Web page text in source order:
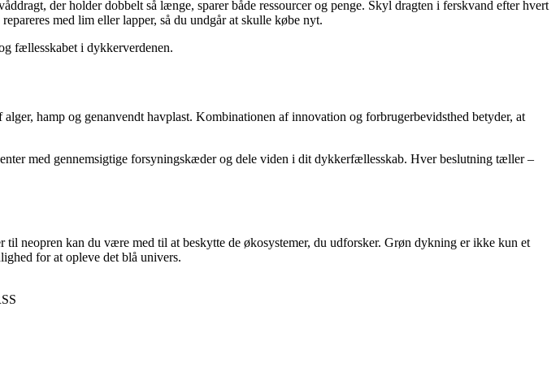
der holder dobbelt så længe, sparer både ressourcer og penge. Skyl dragten i ferskvand efter hvert
med lim eller lapper, så du undgår at skulle købe nyt.
fællesskabet i dykkerverdenen.
hamp og genanvendt havplast. Kombinationen af innovation og forbrugerbevidsthed betyder, at
med gennemsigtige forsyningskæder og dele viden i dit dykkerfællesskab. Hver beslutning tæller –
neopren kan du være med til at beskytte de økosystemer, du udforsker. Grøn dykning er ikke kun et
for at opleve det blå univers.